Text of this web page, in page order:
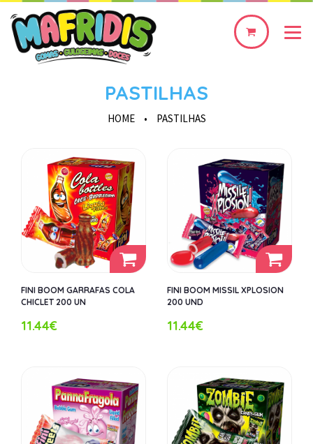
0
PASTILHAS
HOME • PASTILHAS
FINI BOOM GARRAFAS COLA
CHICLET 200 UN
11.44€
FINI BOOM MISSIL XPLOSION
200 UND
11.44€